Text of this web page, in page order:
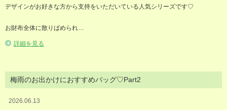
デザインがお好きな方から支持をいただいている人気シリーズです♡
お財布全体に散りばめられ…
詳細を見る
梅雨のお出かけにおすすめバッグ♡Part2
2026.06.13